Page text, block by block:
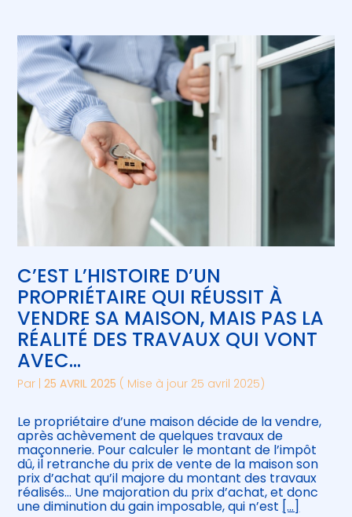
C’EST L’HISTOIRE D’UN
PROPRIÉTAIRE QUI RÉUSSIT À
VENDRE SA MAISON, MAIS PAS LA
RÉALITÉ DES TRAVAUX QUI VONT
AVEC…
Par |25 AVRIL 2025 ( Mise à jour 25 avril 2025)
Le propriétaire d’une maison décide de la vendre,
après achèvement de quelques travaux de
maçonnerie. Pour calculer le montant de l’impôt
dû, il retranche du prix de vente de la maison son
prix d’achat qu’il majore du montant des travaux
réalisés… Une majoration du prix d’achat, et donc
une diminution du gain imposable, qui n’est […]